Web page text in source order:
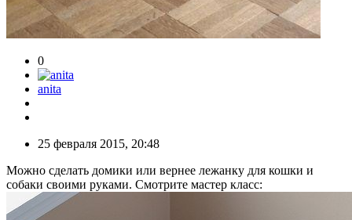
0
anita
25 февраля 2015, 20:48
Можно сделать домики или вернее лежанку для кошки и
собаки своими руками. Смотрите мастер класс: